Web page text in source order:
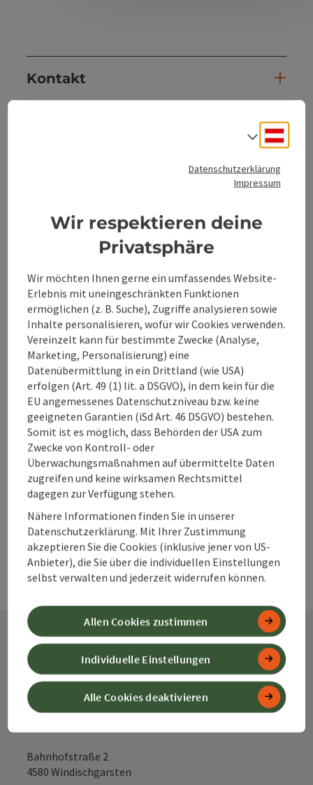
Kontakt
Barrierefreiheit
Beitrag merken
zum Merkzettel
PDF erstellen
Beitrag drucken
In der Nähe
powered byTOURDATA Änderung vorschlagen
Kontakt
Bahnhofstraße 2
4580 Windischgarsten
Datenschutzerklärung
Impressum
Wir respektieren deine
Privatsphäre
Wir möchten Ihnen gerne ein umfassendes Website-
Erlebnis mit uneingeschränkten Funktionen
ermöglichen (z. B. Suche), Zugriffe analysieren sowie
Inhalte personalisieren, wofür wir Cookies verwenden.
Vereinzelt kann für bestimmte Zwecke (Analyse,
Marketing, Personalisierung) eine
Datenübermittlung in ein Drittland (wie USA)
erfolgen (Art. 49 (1) lit. a DSGVO), in dem kein für die
EU angemessenes Datenschutzniveau bzw. keine
geeigneten Garantien (iSd Art. 46 DSGVO) bestehen.
Somit ist es möglich, dass Behörden der USA zum
Zwecke von Kontroll- oder
Überwachungsmaßnahmen auf übermittelte Daten
zugreifen und keine wirksamen Rechtsmittel
dagegen zur Verfügung stehen.
Nähere Informationen finden Sie in unserer
Datenschutzerklärung. Mit Ihrer Zustimmung
akzeptieren Sie die Cookies (inklusive jener von US-
Anbieter), die Sie über die individuellen Einstellungen
selbst verwalten und jederzeit widerrufen können.
Alle Cookies deaktivieren
Individuelle Einstellungen
Allen Cookies zustimmen